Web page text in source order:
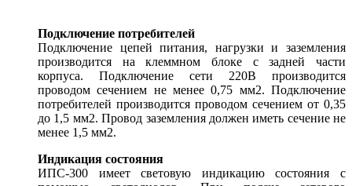
Подключение потребителей
Подключение цепей питания, нагрузки и заземления
производится на клеммном блоке c задней части
корпуса. Подключение сети 220В производится
проводом сечением не менее 0,75 мм2. Подключение
потребителей производится проводом сечением от 0,35
до 1,5 мм2. Провод заземления должен иметь сечение не
менее 1,5 мм2.
Индикация состояния
ИПС-300 имеет световую индикацию состояния с